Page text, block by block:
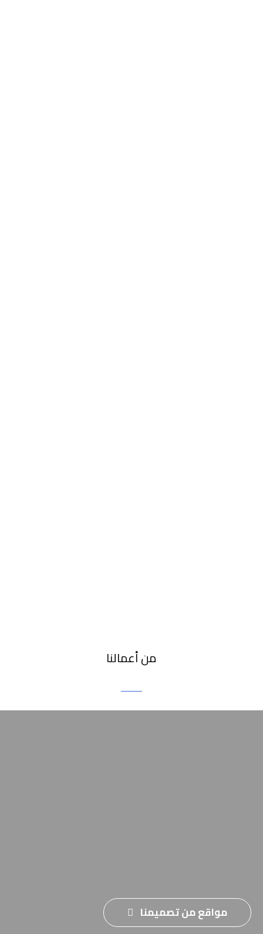
من أعمالنا
مواقع من تصميمنا